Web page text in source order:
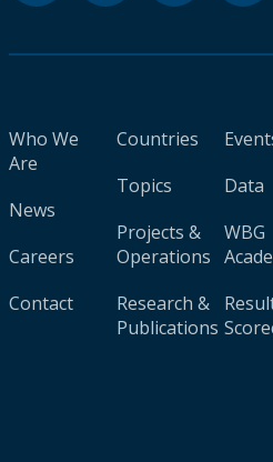
Who We
Are
News
Careers
Contact
Countries
Topics
Projects &
Operations
Research &
Publications
Data
WBG